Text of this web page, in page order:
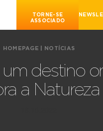
TORNE-SE
ASSOCIADO
HOMEPAGE NOTÍCIAS
um destino
a Natureza